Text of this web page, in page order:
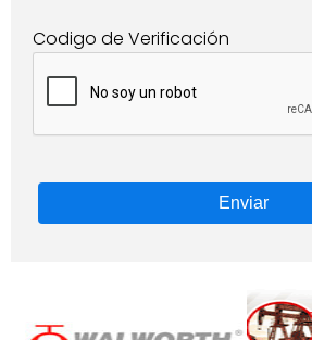
Codigo de Verificación
Enviar